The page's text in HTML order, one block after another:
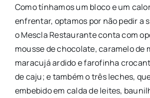
Como tínhamos um bloco e um
enfrentar, optamos por não pedir a
o Mescla Restaurante conta com
mousse de chocolate, caramelo de
maracujá ardido e farofinha
de caju; e também o três leches,
embebido em calda de leites,